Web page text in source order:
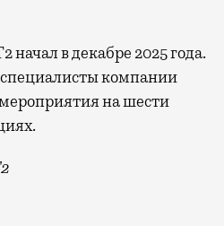
начал в декабре 2025 года.
компании
на шести
завершил работы по